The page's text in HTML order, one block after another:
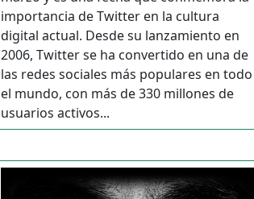
importancia de Twitter en la cultura
digital actual. Desde su lanzamiento en
2006, Twitter se ha convertido en una de
las redes sociales más populares en todo
el mundo, con más de 330 millones de
usuarios activos...